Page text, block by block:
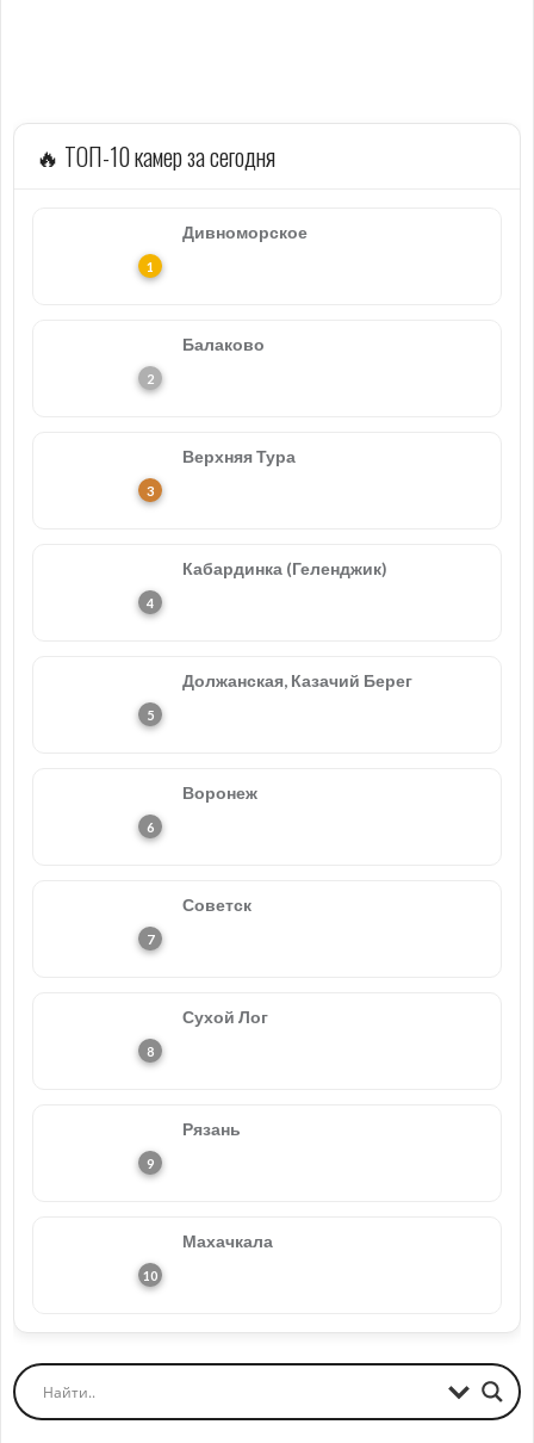
🔥 ТОП-10 камер за сегодня
Дивноморское
Балаково
Верхняя Тура
Кабардинка (Геленджик)
Должанская, Казачий Берег
Воронеж
Советск
Сухой Лог
Рязань
Махачкала